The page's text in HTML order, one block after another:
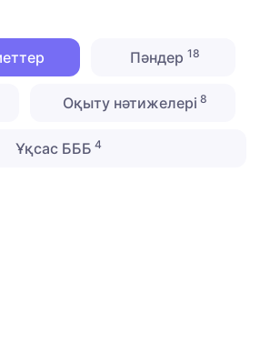
Пәндер 18
Оқыту нәтижелері 8
Ұқсас БББ 4